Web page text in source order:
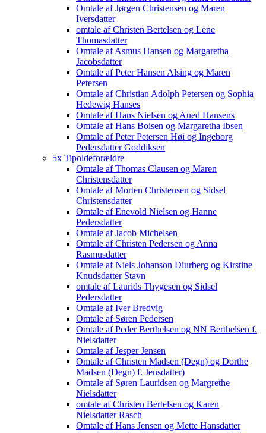
Omtale af Jørgen Christensen og Maren
Iversdatter
omtale af Christen Bertelsen og Lene
Thomasdatter
Omtale af Asmus Hansen og Margaretha
Jacobsdatter
Omtale af Peter Hansen Alsing og Maren
Petersen
Omtale af Christian Adolph Petersen og Sophia
Hedewig Hanses
Omtale af Hans Nielsen og Aued Hansens
Omtale af Hans Boisen og Margaretha Ibsen
Omtale af Peter Petersen Høi og Ingeborg
Pedersdatter Goddiksen
5x Tipoldeforældre
Omtale af Thomas Clausen og Maren
Christensdatter
Omtale af Morten Christensen og Sidsel
Christensdatter
Omtale af Enevold Nielsen og Hanne
Pedersdatter
Omtale af Jacob Michelsen
Omtale af Christen Pedersen og Anna
Rasmusdatter
Omtale af Niels Johanson Diurberg og Kirstine
Knudsdatter Stavn
omtale af Laurids Thygesen og Sidsel
Pedersdatter
Omtale af Iver Bredvig
Omtale af Søren Pedersen
Omtale af Peder Berthelsen og NN Berthelsen f.
Nielsdatter
Omtale af Jesper Jensen
Omtale af Christen Madsen (Degn) og Dorthe
Madsen (Degn) f. Jensdatter)
Omtale af Søren Lauridsen og Margrethe
Nielsdatter
omtale af Christen Bertelsen og Karen
Nielsdatter Rasch
Omtale af Hans Jensen og Mette Hansdatter